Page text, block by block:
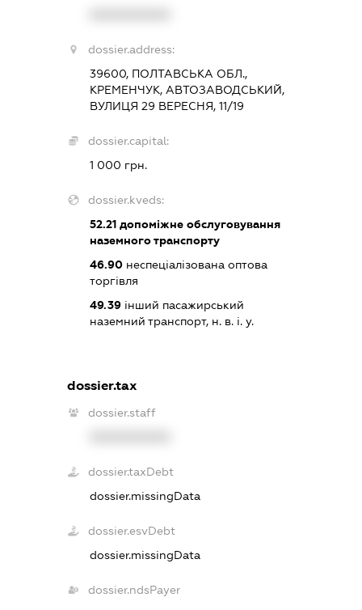
dossier.address:
39600, ПОЛТАВСЬКА ОБЛ.,
КРЕМЕНЧУК, АВТОЗАВОДСЬКИЙ,
ВУЛИЦЯ 29 ВЕРЕСНЯ, 11/19
dossier.capital:
1 000 грн.
dossier.kveds:
52.21допоміжне обслуговування
наземного транспорту
46.90неспеціалізована оптова
торгівля
49.39інший пасажирський
наземний транспорт, н. в. і. у.
dossier.tax
dossier.staff
dossier.taxDebt
dossier.missingData
dossier.esvDebt
dossier.missingData
dossier.ndsPayer